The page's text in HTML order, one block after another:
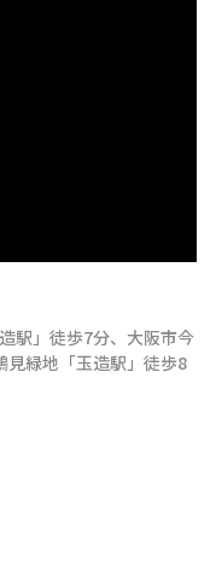
駅 」 徒歩7分、 大阪市今
見緑地 「玉造駅 」 徒歩8